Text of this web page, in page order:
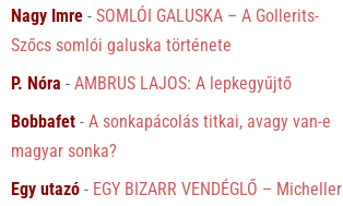
Nagy Imre -SOMLÓI GALUSKA – A Gollerits-
Szőcs somlói galuska története
P. Nóra -AMBRUS LAJOS: A lepkegyűjtő
Bobbafet -A sonkapácolás titkai, avagy van-e
magyar sonka?
Egy utazó - EGY BIZARR VENDÉGLŐ – Micheller